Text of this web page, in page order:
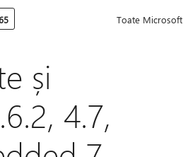
Toate Microsoft
și
4.7,